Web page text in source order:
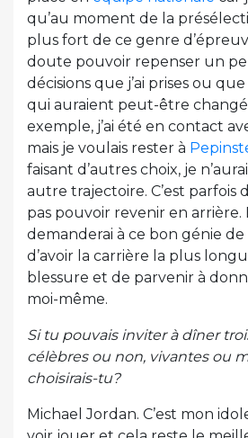
qu’au moment de la
plus fort de ce genre
doute pouvoir repenser un
décisions que j’ai prises ou
qui auraient peut-être
exemple, j’ai été en contact
mais je voulais rester à
faisant d’autres choix, je
autre trajectoire. C’est parfois
pas pouvoir revenir en arrière.
demanderai à ce bon génie
d’avoir la carrière la plus
blessure et de parvenir à
moi-même.
Si tu pouvais inviter à dîner
célèbres ou non, vivantes ou
choisirais-tu?
Michael Jordan. C’est mon